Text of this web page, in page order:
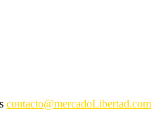
contacto@mercadoLibertad.com